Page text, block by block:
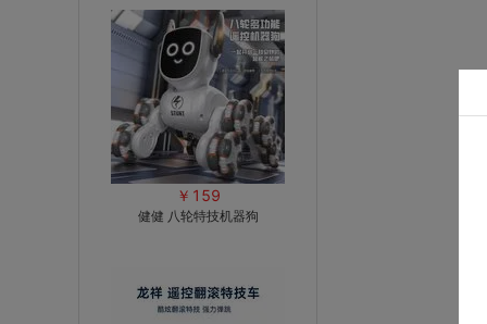
￥159
健健 八轮特技机器狗